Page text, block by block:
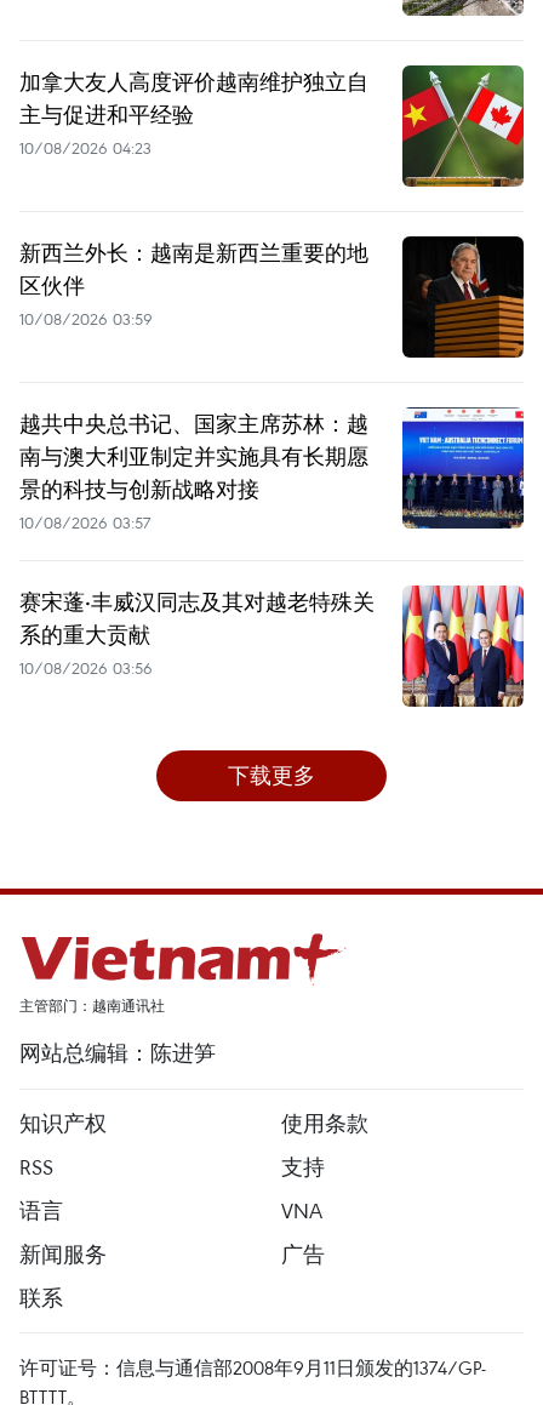
加拿大友人高度评价越南维护独立自
主与促进和平经验
10/08/2026 04:23
新西兰外长：越南是新西兰重要的地
区伙伴
10/08/2026 03:59
越共中央总书记、国家主席苏林：越
南与澳大利亚制定并实施具有长期愿
景的科技与创新战略对接
10/08/2026 03:57
赛宋蓬·丰威汉同志及其对越老特殊关
系的重大贡献
10/08/2026 03:56
下载更多
主管部门：越南通讯社
网站总编辑：陈进笋
知识产权
使用条款
RSS
支持
语言
VNA
新闻服务
广告
联系
许可证号：信息与通信部2008年9月11日颁发的1374/GP-
BTTTT。